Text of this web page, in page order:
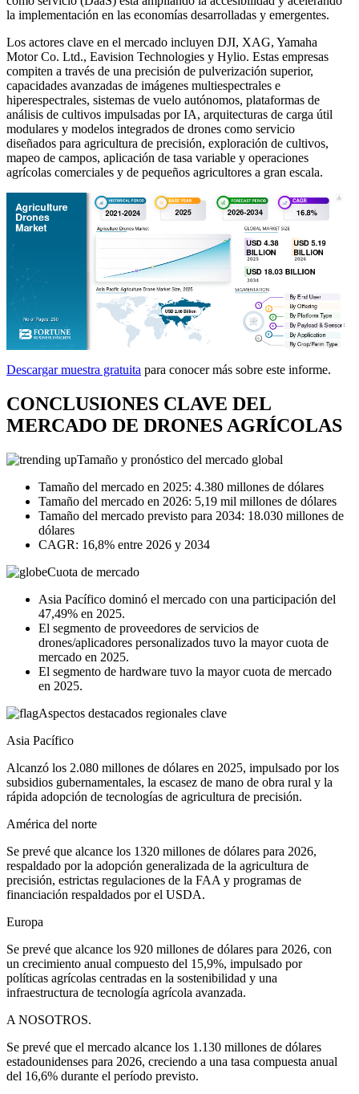
la implementación en las economías desarrolladas y emergentes.
Los actores clave en el mercado incluyen DJI, XAG, Yamaha
Motor Co. Ltd., Eavision Technologies y Hylio. Estas empresas
compiten a través de una precisión de pulverización superior,
capacidades avanzadas de imágenes multiespectrales e
hiperespectrales, sistemas de vuelo autónomos, plataformas de
análisis de cultivos impulsadas por IA, arquitecturas de carga útil
modulares y modelos integrados de drones como servicio
diseñados para agricultura de precisión, exploración de cultivos,
mapeo de campos, aplicación de tasa variable y operaciones
agrícolas comerciales y de pequeños agricultores a gran escala.
Descargar muestra gratuita para conocer más sobre este informe.
CONCLUSIONES CLAVE DEL
MERCADO DE DRONES AGRÍCOLAS
Tamaño y pronóstico del mercado global
Tamaño del mercado en 2025: 4.380 millones de dólares
Tamaño del mercado en 2026: 5,19 mil millones de dólares
Tamaño del mercado previsto para 2034: 18.030 millones de
dólares
CAGR: 16,8% entre 2026 y 2034
Cuota de mercado
Asia Pacífico dominó el mercado con una participación del
47,49% en 2025.
El segmento de proveedores de servicios de
drones/aplicadores personalizados tuvo la mayor cuota de
mercado en 2025.
El segmento de hardware tuvo la mayor cuota de mercado
en 2025.
Aspectos destacados regionales clave
Asia Pacífico
Alcanzó los 2.080 millones de dólares en 2025, impulsado por los
subsidios gubernamentales, la escasez de mano de obra rural y la
rápida adopción de tecnologías de agricultura de precisión.
América del norte
Se prevé que alcance los 1320 millones de dólares para 2026,
respaldado por la adopción generalizada de la agricultura de
precisión, estrictas regulaciones de la FAA y programas de
financiación respaldados por el USDA.
Europa
Se prevé que alcance los 920 millones de dólares para 2026, con
un crecimiento anual compuesto del 15,9%, impulsado por
políticas agrícolas centradas en la sostenibilidad y una
infraestructura de tecnología agrícola avanzada.
A NOSOTROS.
Se prevé que el mercado alcance los 1.130 millones de dólares
estadounidenses para 2026, creciendo a una tasa compuesta anual
del 16,6% durante el período previsto.